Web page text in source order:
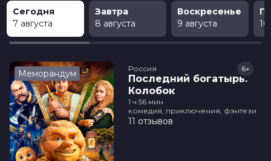
Сегодня
7 августа
Завтра
8 августа
Воскресенье
9 августа
10
Меморандум Россия
Последний богатырь.
Колобок
6+
1 ч 56 мин
комедия, приключения, фэнтези
11 отзывов